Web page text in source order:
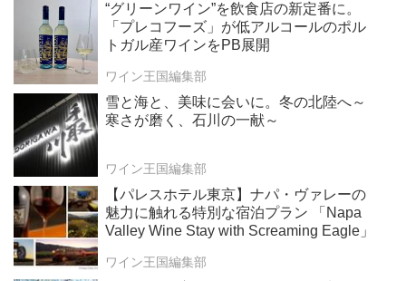
“グリーンワイン”を飲食店の新定番に。
「プレコフーズ」が低アルコールのポル
トガル産ワインをPB展開
ワイン王国編集部
雪と海と、美味に会いに。冬の北陸へ～
寒さが磨く、石川の一献～
ワイン王国編集部
【パレスホテル東京】ナパ・ヴァレーの
魅力に触れる特別な宿泊プラン 「Napa
Valley Wine Stay with Screaming Eagle」
ワイン王国編集部